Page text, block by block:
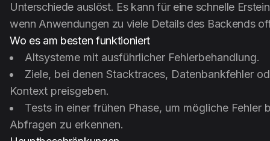
Unterschiede auslöst. Es kann für eine schnelle
wenn Anwendungen zu viele Details des Backends
Wo es am besten funktioniert
Altsysteme mit ausführlicher Fehlerbehandlung.
Ziele, bei denen Stacktraces, Datenbankfehler
Kontext preisgeben.
Tests in einer frühen Phase, um mögliche Fehler
Abfragen zu erkennen.